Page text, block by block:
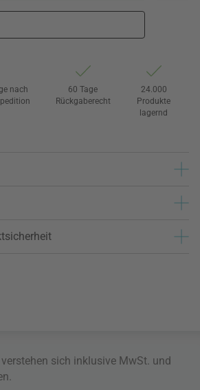
nach
60 Tage
Rückgaberecht
24.000
Produkte
lagernd
sich inklusive MwSt. und